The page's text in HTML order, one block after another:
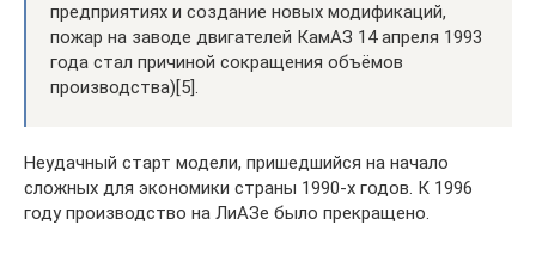
предприятиях и создание новых модификаций,
пожар на заводе двигателей КамАЗ 14 апреля 1993
года стал причиной сокращения объёмов
производства)[5].
Неудачный старт модели, пришедшийся на начало
сложных для экономики страны 1990-х годов. К 1996
году производство на ЛиАЗе было прекращено.